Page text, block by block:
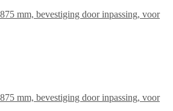
mm, bevestiging door inpassing, voor
mm, bevestiging door inpassing, voor